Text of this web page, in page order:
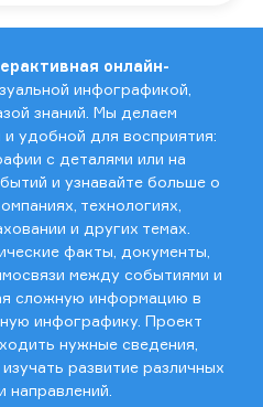
онлайн-
инфографикой,
знаний. Мы делаем
удобной для восприятия:
с деталями или на
и узнавайте больше о
технологиях,
и других темах.
факты, документы,
между событиями и
сложную информацию в
инфографику. Проект
нужные сведения,
развитие различных
направлений.